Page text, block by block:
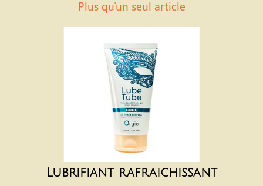
Plus qu'un seul article
Lubrifiant rafraichissant